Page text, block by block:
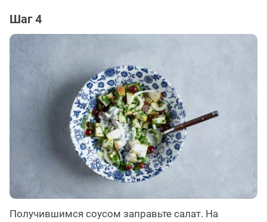
Шаг 4
Получившимся соусом заправьте салат. На